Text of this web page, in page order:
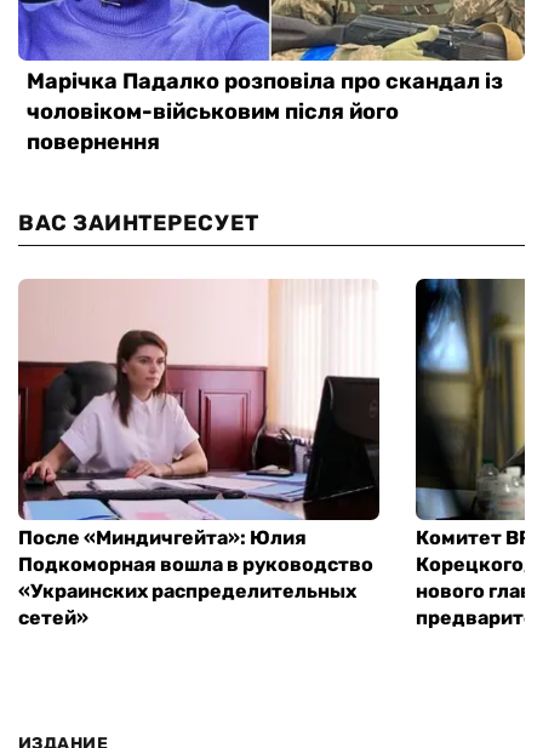
ВАС ЗАИНТЕРЕСУЕТ
После «Миндичгейта»: Юлия
Подкоморная вошла в руководство
«Украинских распределительных
сетей»
Комитет ВР
Корецкого,
нового
ИЗДАНИЕ